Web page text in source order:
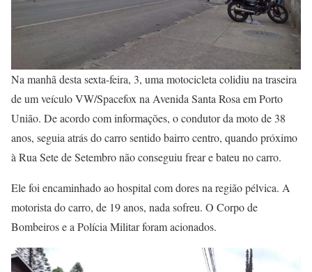
Na manhã desta sexta-feira, 3, uma motocicleta colidiu na traseira
de um veículo VW/Spacefox na Avenida Santa Rosa em Porto
União. De acordo com informações, o condutor da moto de 38
anos, seguia atrás do carro sentido bairro centro, quando próximo
à Rua Sete de Setembro não conseguiu frear e bateu no carro.
Ele foi encaminhado ao hospital com dores na região pélvica. A
motorista do carro, de 19 anos, nada sofreu. O Corpo de
Bombeiros e a Polícia Militar foram acionados.